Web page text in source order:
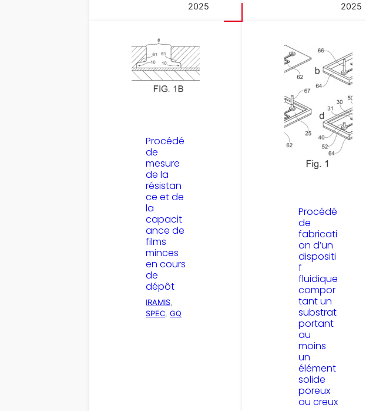
2025
2025
Procédé
de
mesure
de la
résistan
ce et de
la
capacit
ance de
films
minces
en cours
de
dépôt
IRAMIS
SPEC GQ
Procédé
de
fabricati
on d’un
dispositi
f
fluidique
compor
tant un
substrat
portant
au
moins
un
élément
solide
poreux
ou creux